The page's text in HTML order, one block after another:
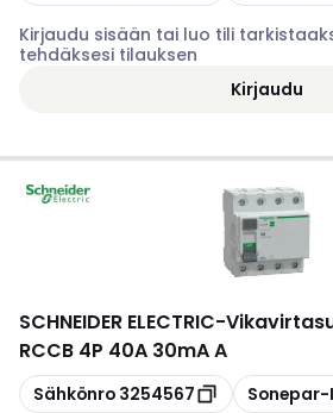
Kirjaudu sisään tai luo tili
tehdäksesi tilauksen
Kirjaudu
SCHNEIDER ELECTRIC-
RCCB 4P 40A 30mA A
Kopioi
Sähkönro 3254567 Kopioi
Sonepar-